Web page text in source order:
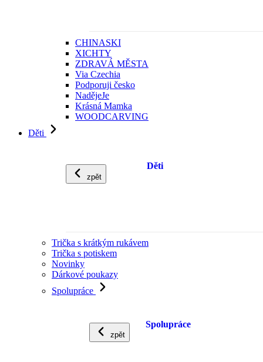
CHINASKI
XICHTY
ZDRAVÁ MĚSTA
Via Czechia
Podporuji česko
NadějeJe
Krásná Mamka
WOODCARVING
Děti
zpět
Děti
Trička s krátkým rukávem
Trička s potiskem
Novinky
Dárkové poukazy
Spolupráce
zpět
Spolupráce